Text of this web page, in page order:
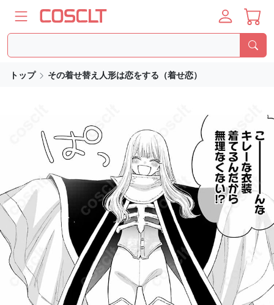
トップ その着せ替え人形は恋をする（着せ恋）